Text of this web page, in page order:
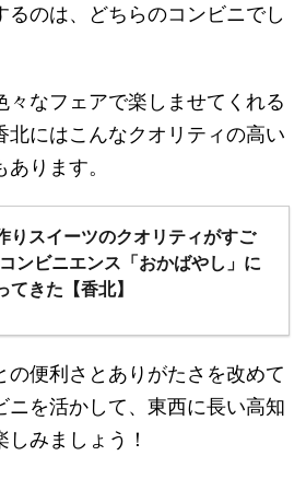
るのは、どちらのコンビニでし
々なフェアで楽しませてくれる
北にはこんなクオリティの高い
ります。
りスイーツのクオリティがすご
ンビニエンス「おかばやし」に
てきた【香北】
の便利さとありがたさを改めて
ニを活かして、東西に長い高知
みましょう！